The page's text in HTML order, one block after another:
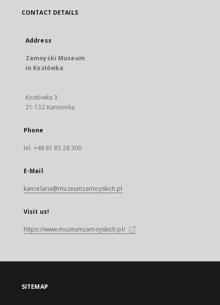
CONTACT DETAILS
Address
Zamoyski Museum
in Kozłówka
Kozłówka 3
21-132 Kamionka
Phone
tel. +48 81 85 28 300
E-Mail
kancelaria@muzeumzamoyskich.pl
Visit us!
https://www.muzeumzamoyskich.pl/
SITEMAP